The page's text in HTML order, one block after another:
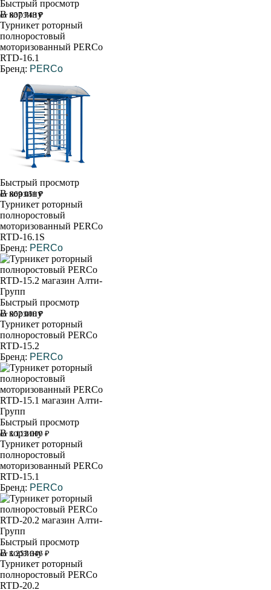
Быстрый просмотр
В корзину
от 837 743 ₽
Турникет роторный
полноростовый
моторизованный PERCo
RTD-16.1
Бренд: PERCo
Быстрый просмотр
В корзину
от 869 051 ₽
Турникет роторный
полноростовый
моторизованный PERCo
RTD-16.1S
Бренд: PERCo
Быстрый просмотр
В корзину
от 952 000 ₽
Турникет роторный
полноростовый PERCo
RTD-15.2
Бренд: PERCo
Быстрый просмотр
В корзину
от 1 112 000 ₽
Турникет роторный
полноростовый
моторизованный PERCo
RTD-15.1
Бренд: PERCo
Быстрый просмотр
В корзину
от 1 257 346 ₽
Турникет роторный
полноростовый PERCo
RTD-20.2